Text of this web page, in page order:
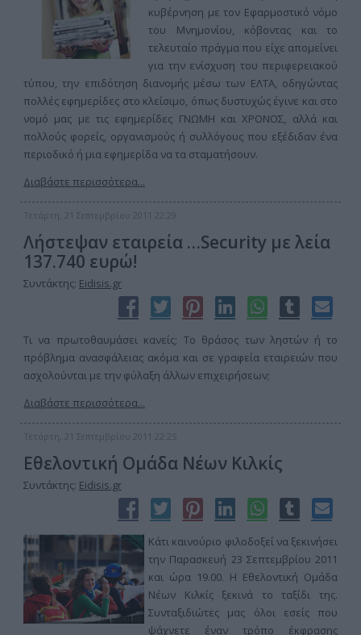
κυβέρνηση με τον Εφαρμοστικό νόμο
του Μνημονίου, κόβοντας και το
τελευταίο πράγμα που είχε απομείνει
για την ενίσχυση του περιφερειακού
τύπου, την επιδότηση διανομής μέσω των ΕΛΤΑ, οδηγώντας
πολλές εφημερίδες στο κλείσιμο, όπως δυστυχώς έγινε και στο
νομό μας με τις εφημερίδες ΓΝΩΜΗ και ΧΡΟΝΟΣ, αλλά και
πολλούς φορείς, οργανισμούς ή συλλόγους που εξέδιδαν ένα
περιοδικό ή μια εφημερίδα να τα σταματήσουν.
Διαβάστε περισσότερα...
Τετάρτη, 21 Σεπτεμβρίου 2011 22:29
Λήστεψαν εταιρεία …Security με λεία
137.740 ευρώ!
Συντάκτης: Eidisis.gr
Τι να πρωτοθαυμάσει κανείς; Το θράσος των ληστών ή το
πρόβλημα ανασφάλειας ακόμα και σε γραφεία εταιρειών που
ασχολούνται με την φύλαξη άλλων επιχειρήσεων;
Διαβάστε περισσότερα...
Τετάρτη, 21 Σεπτεμβρίου 2011 22:25
Εθελοντική Ομάδα Νέων Κιλκίς
Συντάκτης: Eidisis.gr
Κάτι καινούριο φιλοδοξεί να ξεκινήσει
την Παρασκευή 23 Σεπτεμβρίου 2011
και ώρα 19.00. Η Εθελοντική Ομάδα
Νέων Κιλκίς ξεκινά το ταξίδι της.
Συνταξιδιώτες μας όλοι εσείς που
ψάχνετε έναν τρόπο έκφρασης